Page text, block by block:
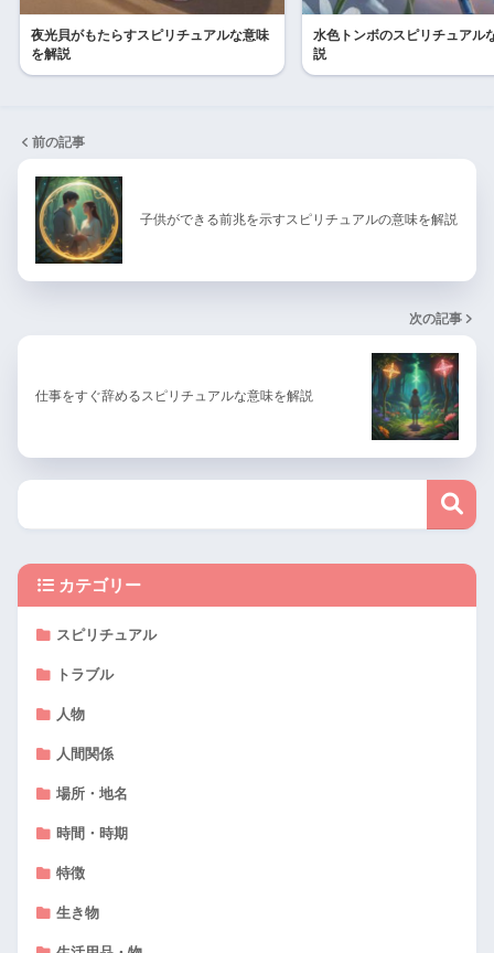
夜光貝がもたらすスピリチュアルな意味
を解説
水色トンボのスピリチュアル
説
前の記事
子供ができる前兆を示すスピリチュアルの意味を解説
次の記事
仕事をすぐ辞めるスピリチュアルな意味を解説
カテゴリー
スピリチュアル
トラブル
人物
人間関係
場所・地名
時間・時期
特徴
生き物